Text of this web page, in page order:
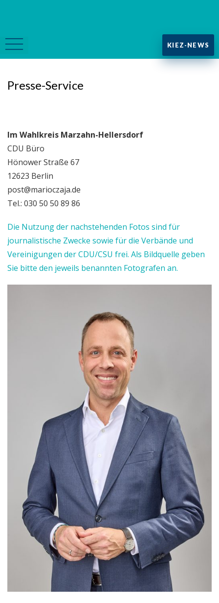
KIEZ-NEWS
Presse-Service
Im Wahlkreis Marzahn-Hellersdorf
CDU Büro
Hönower Straße 67
12623 Berlin
post@marioczaja.de
Tel.: 030 50 50 89 86
Die Nutzung der nachstehenden Fotos sind für
journalistische Zwecke sowie für die Verbände und
Vereinigungen der CDU/CSU frei. Als Bildquelle geben
Sie bitte den jeweils benannten Fotografen an.